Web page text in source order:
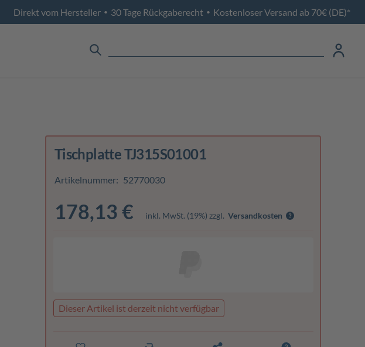
Direkt vom Hersteller • 30 Tage Rückgaberecht • Kostenloser Versand ab 70€ (DE)*
Tischplatte TJ315S01001
Artikelnummer: 52770030
178,13 € inkl. MwSt. (19%) zzgl. Versandkosten
Dieser Artikel ist derzeit nicht verfügbar